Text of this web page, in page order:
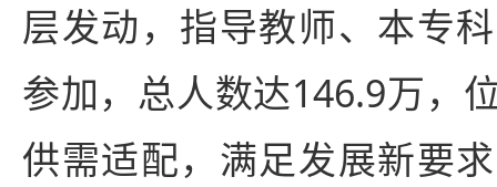
层发动，指导教师、本专
参加，总人数达146.9万，
供需适配，满足发展新要